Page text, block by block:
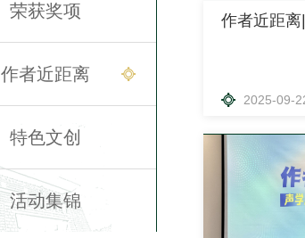
荣获奖项
作者近距离
特色文创
活动集锦
作者近距离
2025-09-